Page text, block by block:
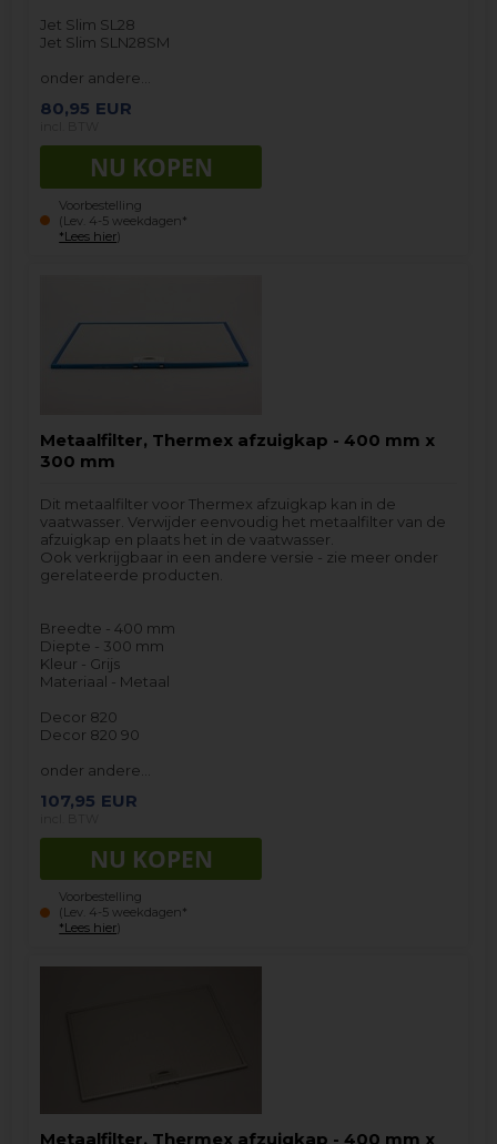
Jet Slim SL28
Jet Slim SLN28SM
onder andere…
80,95 EUR
Voorbestelling
(Lev. 4-5 weekdagen*
*Lees hier)
Metaalfilter, Thermex afzuigkap - 400 mm x
300 mm
Dit metaalfilter voor Thermex afzuigkap kan in de
vaatwasser. Verwijder eenvoudig het metaalfilter van de
afzuigkap en plaats het in de vaatwasser.
Ook verkrijgbaar in een andere versie - zie meer onder
gerelateerde producten.
Breedte - 400 mm
Diepte - 300 mm
Kleur - Grijs
Materiaal - Metaal
Decor 820
Decor 820 90
onder andere…
107,95 EUR
Voorbestelling
(Lev. 4-5 weekdagen*
*Lees hier)
Metaalfilter, Thermex afzuigkap - 400 mm x